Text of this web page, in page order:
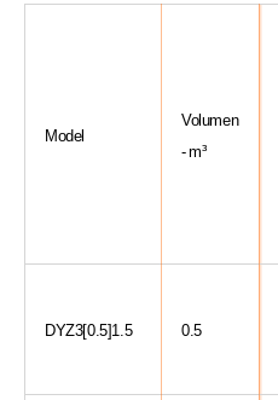
Model
Volumen
- m³
DYZ3[0.5]1.5 0.5